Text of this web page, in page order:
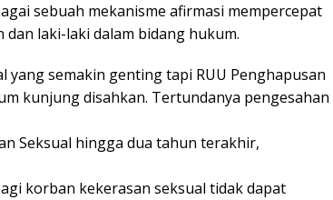
sebuah mekanisme afirmasi mempercepat
laki-laki dalam bidang hukum.
yang semakin genting tapi RUU Penghapusan
kunjung disahkan. Tertundanya pengesahan
Seksual hingga dua tahun terakhir,
korban kekerasan seksual tidak dapat